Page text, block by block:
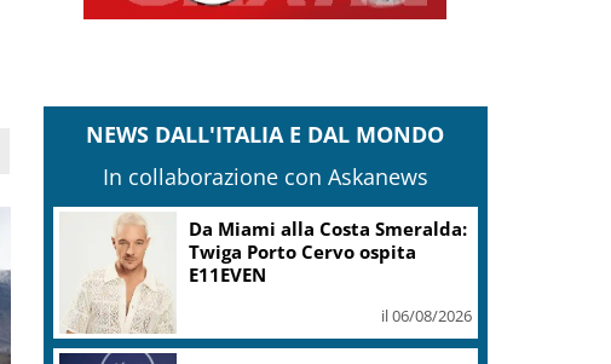
NEWS DALL'ITALIA E DAL MONDO
In collaborazione con Askanews
Sogin: in 2025 utile balza oltre
2,5 mln, decommissioning al
47,7%
il 06/08/2026